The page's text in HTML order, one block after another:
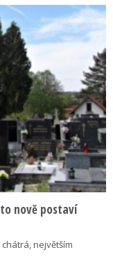
nově postaví
největším